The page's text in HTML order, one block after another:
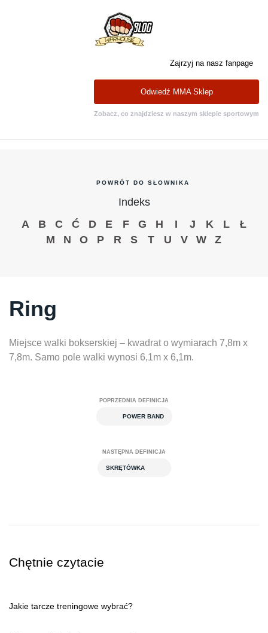
Zajrzyj na nasz fanpage
Odwiedź MMA Sklep
Zobacz, co znajdziesz w naszym sklepie sportowym
POWRÓT DO SŁOWNIKA
Indeks
A
B C Ć D E F G H I J K L
Ł
M
N O P R S T U V W Z
Ring
Miejsce walki bokserskiej – kwadrat o wymiarach 7,8m x
7,8m. Samo pole walki wynosi 6,1m x 6,1m.
POPRZEDNIA DEFINICJA
POWER BAND
NASTĘPNA DEFINICJA
SKRĘTÓWKA
Chętnie czytacie
Jakie tarcze treningowe wybrać?